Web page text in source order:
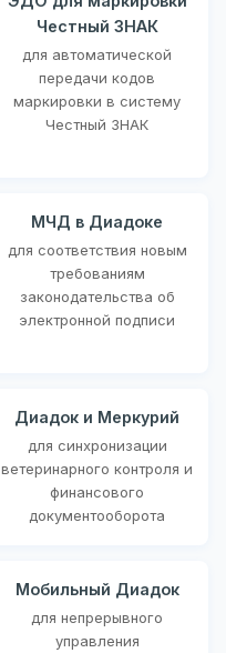
Честный ЗНАК
для автоматической
передачи кодов
маркировки в систему
Честный ЗНАК
МЧД в Диадоке
для соответствия новым
требованиям
законодательства об
электронной подписи
Диадок и Меркурий
для синхронизации
ветеринарного контроля и
финансового
документооборота
Мобильный Диадок
для непрерывного
управления